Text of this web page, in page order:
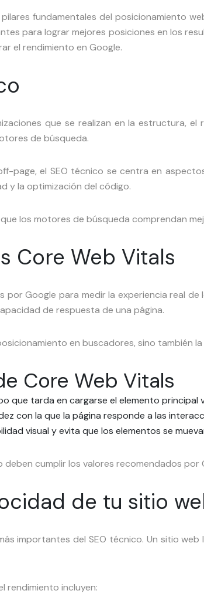
fundamentales del posicionamiento
para lograr mejores posiciones en los
el rendimiento en Google.
que se realizan en la estructura,
de búsqueda.
page, el SEO técnico se centra en
y la optimización del código.
los motores de búsqueda comprendan
Core Web Vitals
Google para medir la experiencia real
de respuesta de una página.
en buscadores, sino también
Core Web Vitals
que tarda en cargarse el elemento principal
con la que la página responde a las
visual y evita que los elementos se
cumplir los valores recomendados por
de tu sitio
importantes del SEO técnico. Un sitio
rendimiento incluyen: